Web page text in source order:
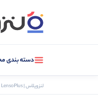
دسته بندی
لنزوپلاس | LensoPlus